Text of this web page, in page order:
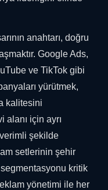
anahtarı, doğru
Google Ads,
ve TikTok gibi
yürütmek,
kalitesini
alanı için ayrı
şekilde
setlerinin şehir
segmentasyonu kritik
yönetimi ile her